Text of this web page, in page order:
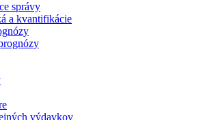
správy
a kvantifikácie
výdavkov